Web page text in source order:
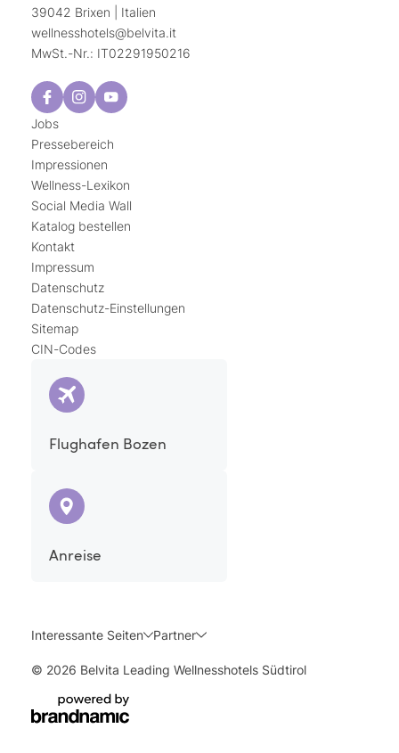
39042 Brixen | Italien
wellnesshotels@belvita.it
MwSt.-Nr.: IT02291950216
Jobs
Pressebereich
Impressionen
Wellness-Lexikon
Social Media Wall
Katalog bestellen
Kontakt
Impressum
Datenschutz
Datenschutz-Einstellungen
Sitemap
CIN-Codes
Flughafen Bozen
Anreise
Interessante Seiten Partner
© 2026 Belvita Leading Wellnesshotels Südtirol